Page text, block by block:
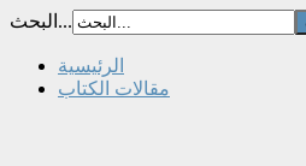
البحث...
الرئيسية
مقالات الكتاب